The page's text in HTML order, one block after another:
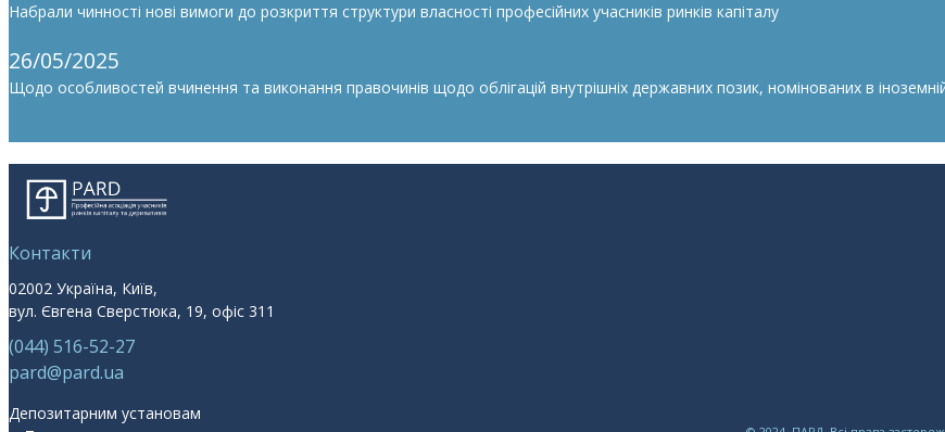
Набрали чинності нові вимоги до розкриття структури власності професійних учасників ринків капіталу
26/05/2025
Щодо особливостей вчинення та виконання правочинів щодо облігацій внутрішніх державних позик, номінованих в
Контакти
02002 Україна, Київ,
вул. Євгена Сверстюка, 19, офіс 311
(044) 516-52-27
pard@pard.ua
Депозитарним установам